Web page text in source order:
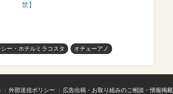
禁】
ー・ホテルミラコスタ オチェーアノ
外部送信ポリシー 広告出稿・お取り組みのご相談・情報掲